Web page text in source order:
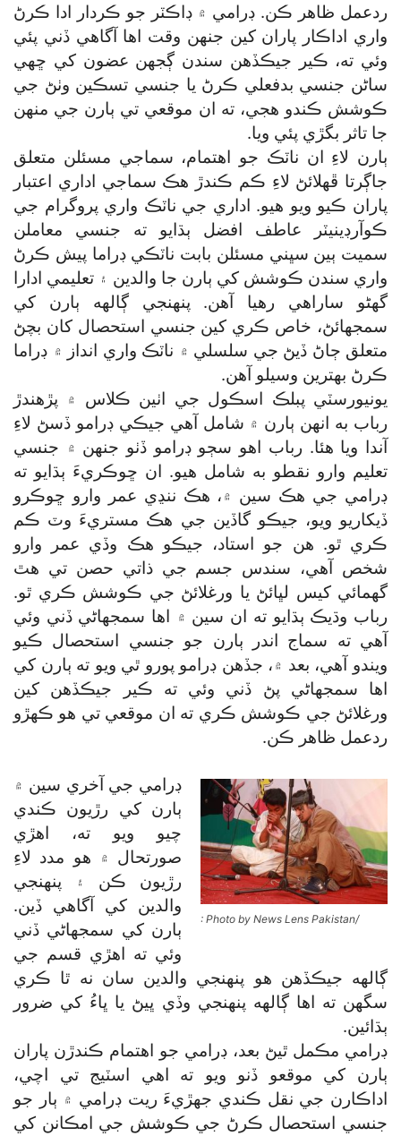
ردعمل ظاهر ڪن. ڊرامي ۾ ڊاڪٽر جو ڪردار ادا ڪرڻ
واري اداڪار پاران کين جنهن وقت اها آگاهي ڏني پئي
وئي ته، ڪير جيڪڏهن سندن ڳجهن عضون کي ڇهي
ساڻن جنسي بدفعلي ڪرڻ يا جنسي تسڪين وٺڻ جي
ڪوشش ڪندو هجي، ته ان موقعي تي ٻارن جي منهن
جا تاثر بگڙي پئي ويا.
ٻارن لاءِ ان ناٽڪ جو اهتمام، سماجي مسئلن متعلق
جاڳرتا ڦهلائڻ لاءِ ڪم ڪندڙ هڪ سماجي اداري اعتبار
پاران ڪيو ويو هيو. اداري جي ناٽڪ واري پروگرام جي
ڪوآرڊينيٽر عاطف افضل ٻڌايو ته جنسي معاملن
سميت ٻين سڀني مسئلن بابت ناٽڪي ڊراما پيش ڪرڻ
واري سندن ڪوشش کي ٻارن جا والدين ۽ تعليمي ادارا
گھڻو ساراهي رهيا آهن. پنهنجي ڳالهه ٻارن کي
سمجهائڻ، خاص ڪري کين جنسي استحصال کان بچڻ
متعلق ڄاڻ ڏيڻ جي سلسلي ۾ ناٽڪ واري انداز ۾ ڊراما
ڪرڻ بهترين وسيلو آهن.
يونيورسٽي پبلڪ اسڪول جي اٺين ڪلاس ۾ پڙهندڙ
رباب به انهن ٻارن ۾ شامل آهي جيڪي ڊرامو ڏسڻ لاءِ
آندا ويا هئا. رباب اهو سڄو ڊرامو ڏٺو جنهن ۾ جنسي
تعليم وارو نقطو به شامل هيو. ان ڇوڪريءَ ٻڌايو ته
ڊرامي جي هڪ سين ۾، هڪ ننڍي عمر وارو ڇوڪرو
ڏيکاريو ويو، جيڪو گاڏين جي هڪ مستريءَ وٽ ڪم
ڪري ٿو. هن جو استاد، جيڪو هڪ وڏي عمر وارو
شخص آهي، سندس جسم جي ذاتي حصن تي هٿ
گھمائي کيس لڀائڻ يا ورغلائڻ جي ڪوشش ڪري ٿو.
رباب وڌيڪ ٻڌايو ته ان سين ۾ اها سمجهاڻي ڏني وئي
آهي ته سماج اندر ٻارن جو جنسي استحصال ڪيو
ويندو آهي، بعد ۾، جڏهن ڊرامو پورو ٿي ويو ته ٻارن کي
اها سمجهاڻي پڻ ڏني وئي ته ڪير جيڪڏهن کين
ورغلائڻ جي ڪوشش ڪري ته ان موقعي تي هو ڪهڙو
ردعمل ظاهر ڪن.
: Photo by News Lens Pakistan/
ڊرامي جي آخري سين ۾
ٻارن کي رڙيون ڪندي
چيو ويو ته، اهڙي
صورتحال ۾ هو مدد لاءِ
رڙيون ڪن ۽ پنهنجي
والدين کي آگاهي ڏين.
ٻارن کي سمجهاڻي ڏني
وئي ته اهڙي قسم جي
ڳالهه جيڪڏهن هو پنهنجي والدين سان نه ٿا ڪري
سگھن ته اها ڳالهه پنهنجي وڏي ڀيڻ يا ڀاءُ کي ضرور
ٻڌائين.
ڊرامي مڪمل ٿيڻ بعد، ڊرامي جو اهتمام ڪندڙن پاران
ٻارن کي موقعو ڏنو ويو ته اهي اسٽيج تي اچي،
اداڪارن جي نقل ڪندي جهڙيءَ ريت ڊرامي ۾ ٻار جو
جنسي استحصال ڪرڻ جي ڪوشش جي امڪانن کي